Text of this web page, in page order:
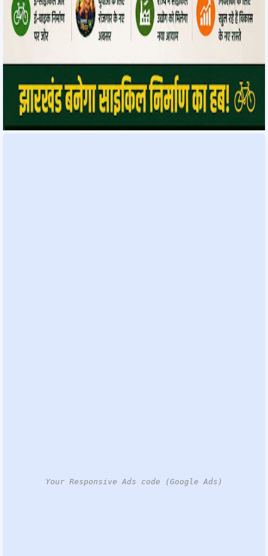
Your Responsive Ads code (Google Ads)